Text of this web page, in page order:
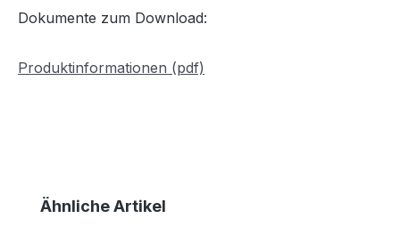
Dokumente zum Download:
Produktinformationen (pdf)
Produktgalerie überspringen
Ähnliche Artikel